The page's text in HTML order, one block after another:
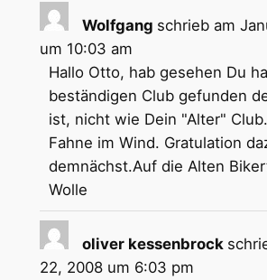
Wolfgang schrieb am
um 10:03 am
Hallo Otto, hab gesehen Du
beständigen Club gefunden
ist, nicht wie Dein "Alter"
Fahne im Wind. Gratulation
demnächst.Auf die Alten
Wolle
oliver kessenbrock
22, 2008 um 6:03 pm